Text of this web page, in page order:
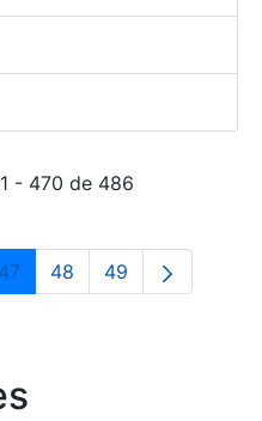
- 470 de 486
Use TAB para
Página
47 Página
48 Página
49